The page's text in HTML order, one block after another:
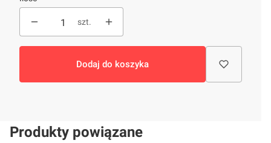
szt.
Dodaj do koszyka
Produkty powiązane